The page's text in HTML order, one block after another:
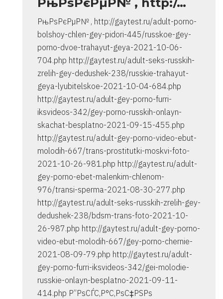
Владимир
РњРѕРєРµР№ , http://gaytest.ru/adult-porno-
bolshoy-chlen-gey-pidori-445/russkoe-gey-
porno-dvoe-trahayut-geya-2021-10-06-
704.php http://gaytest.ru/adult-seks-russkih-
zrelih-gey-dedushek-238/russkie-trahayut-
geya-lyubitelskoe-2021-10-04-684.php
http://gaytest.ru/adult-gey-porno-furri-
iksvideos-342/gey-porno-russkih-onlayn-
skachat-besplatno-2021-09-15-455.php
http://gaytest.ru/adult-gey-porno-video-ebut-
molodih-667/trans-prostitutki-moskvi-foto-
2021-10-26-981.php http://gaytest.ru/adult-
gey-porno-ebet-malenkim-chlenom-
976/transi-sperma-2021-08-30-277.php
http://gaytest.ru/adult-seks-russkih-zrelih-gey-
dedushek-238/bdsm-trans-foto-2021-10-
26-987.php http://gaytest.ru/adult-gey-porno-
video-ebut-molodih-667/gey-porno-chernie-
2021-08-09-79.php http://gaytest.ru/adult-
gey-porno-furri-iksvideos-342/gei-molodie-
russkie-onlayn-besplatno-2021-09-11-
414.php Р”РѕСЃС‚Р°С‚РѕС‡РЅРѕ